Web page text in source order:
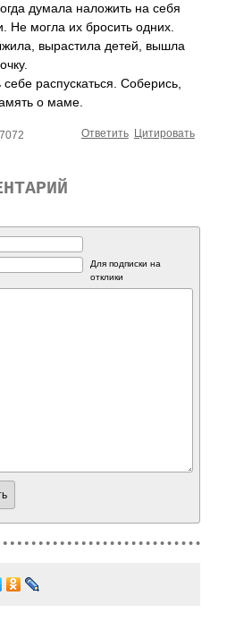
думала наложить на себя
Не могла их бросить одних.
вырастила детей, вышла
себе распускаться. Соберись,
о маме.
Цитировать
Ответить
Для подписки на
отклики